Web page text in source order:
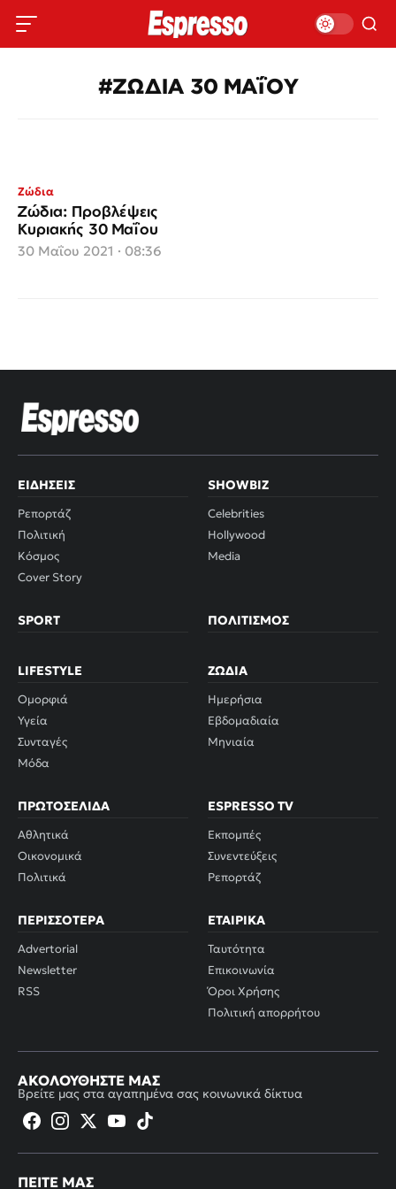
#ΖΩΔΙΑ 30 ΜΑΐΟΥ
Ζώδια
Ζώδια: Προβλέψεις
Κυριακής 30 Μαΐου
30 Μαΐου 2021 · 08:36
ΕΙΔΉΣΕΙΣ
Ρεπορτάζ
Πολιτική
Κόσμος
Cover Story
SHOWBIZ
Celebrities
Hollywood
Media
SPORT ΠΟΛΙΤΙΣΜΌΣ
LIFESTYLE
Ομορφιά
Υγεία
Συνταγές
Μόδα
ΖΏΔΙΑ
Ημερήσια
Εβδομαδιαία
Μηνιαία
ΠΡΩΤΟΣΈΛΙΔΑ
Αθλητικά
Οικονομικά
Πολιτικά
ESPRESSO TV
Εκπομπές
Συνεντεύξεις
Ρεπορτάζ
ΠΕΡΙΣΣΌΤΕΡΑ
Advertorial
Newsletter
RSS
ΕΤΑΙΡΙΚΆ
Ταυτότητα
Επικοινωνία
Όροι Χρήσης
Πολιτική απορρήτου
ΑΚΟΛΟΥΘΉΣΤΕ ΜΑΣ
Βρείτε μας στα αγαπημένα σας κοινωνικά δίκτυα
ΠΕΊΤΕ ΜΑΣ